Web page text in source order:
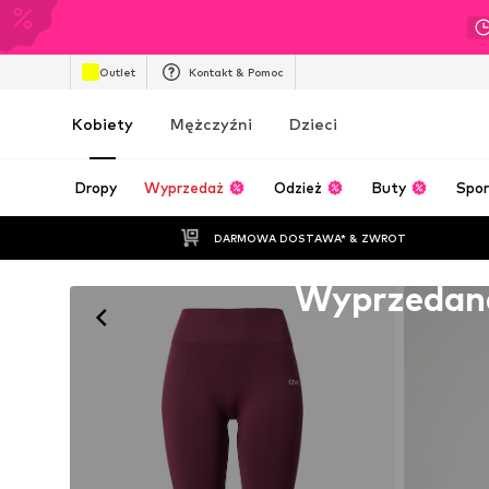
Outlet Kontakt & Pomoc
Kobiety Mężczyźni Dzieci
Dropy Wyprzedaż Odzież Buty
DARMOWA DOSTAWA* & ZWROT